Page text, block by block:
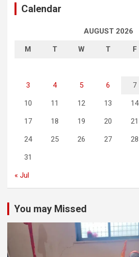
Calendar
AUGUST 2026
M T W T F
3 4 5 6 7
10 11 12 13 14
17 18 19 20 21
24 25 26 27 28
31
« Jul
You may Missed